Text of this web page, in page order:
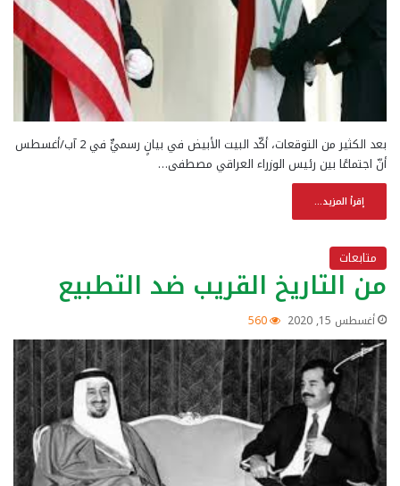
بعد الكثير من التوقعات، أكّد البيت الأبيض في بيانٍ رسميٍّ في 2 آب/أغسطس
أنّ اجتماعًا بين رئيس الوزراء العراقي مصطفى…
إقرأ المزيد...
متابعات
من التاريخ القريب ضد التطبيع
أغسطس 15, 2020 560